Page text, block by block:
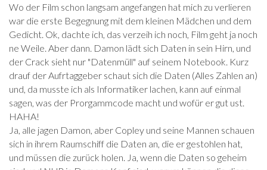
Wo der Film schon langsam angefangen hat mich zu verlieren
war die erste Begegnung mit dem kleinen Mädchen und dem
Gedicht. Ok, dachte ich, das verzeih ich noch, Film geht ja noch
ne Weile. Aber dann. Damon lädt sich Daten in sein Hirn, und
der Crack sieht nur "Datenmüll" auf seinem Notebook. Kurz
drauf der Aufrtaggeber schaut sich die Daten (Alles Zahlen an)
und, da musste ich als Informatiker lachen, kann auf einmal
sagen, was der Prorgammcode macht und wofür er gut ust.
HAHA!
Ja, alle jagen Damon, aber Copley und seine Mannen schauen
sich in ihrem Raumschiff die Daten an, die er gestohlen hat,
und müssen die zurück holen. Ja, wenn die Daten so geheim